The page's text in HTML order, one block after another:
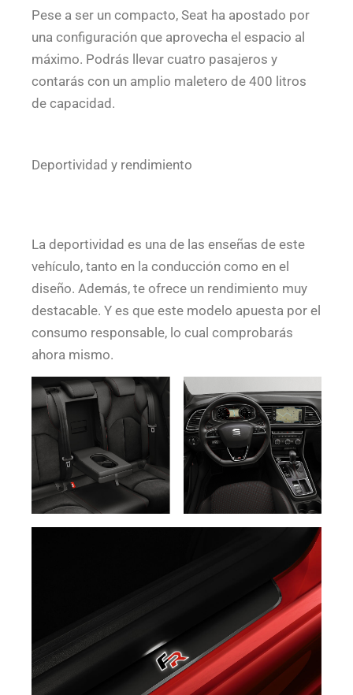
Pese a ser un compacto, Seat ha apostado por
una configuración que aprovecha el espacio al
máximo. Podrás llevar cuatro pasajeros y
contarás con un amplio maletero de 400 litros
de capacidad.
Deportividad y rendimiento
La deportividad es una de las enseñas de este
vehículo, tanto en la conducción como en el
diseño. Además, te ofrece un rendimiento muy
destacable. Y es que este modelo apuesta por el
consumo responsable, lo cual comprobarás
ahora mismo.